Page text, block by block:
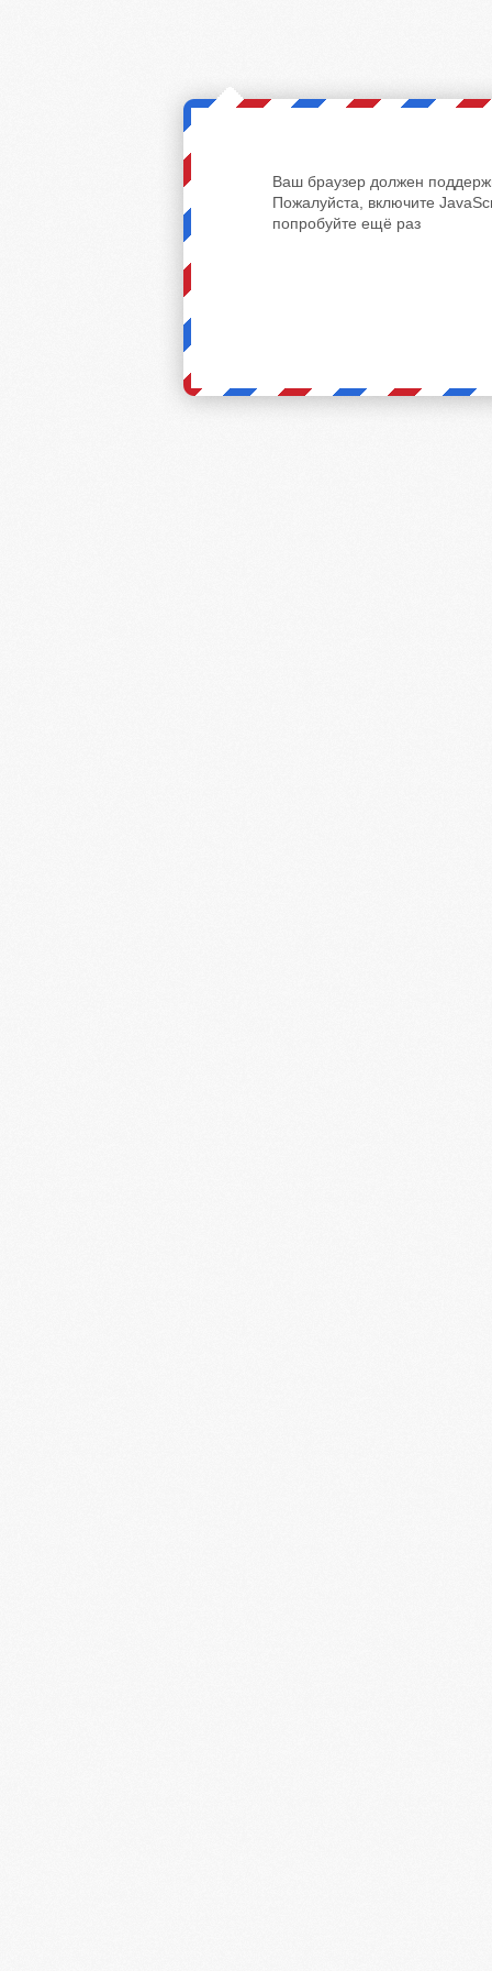
Ваш браузер должен
Пожалуйста, включите
попробуйте ещё раз